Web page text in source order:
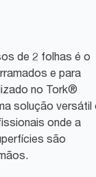
de 2 folhas é o
e para
no Tork®
solução versátil
onde a
são